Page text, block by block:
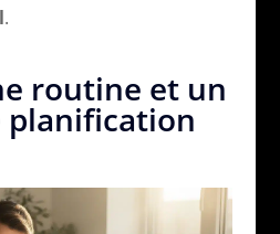
.
routine et un
planification